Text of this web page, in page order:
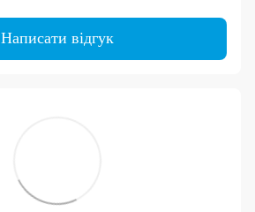
Написати відгук